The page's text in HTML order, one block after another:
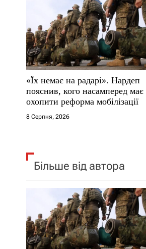
п
и
с
і
в
«Їх немає на радарі». Нардеп
пояснив, кого насамперед має
охопити реформа мобілізації
8 Серпня, 2026
Більше від автора